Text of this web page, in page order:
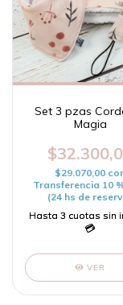
Set 3 pzas
Magia
$29.070,00
Transferencia 10
(24 hs de
VER